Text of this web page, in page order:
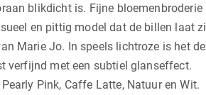
blikdicht is. Fijne
en pittig model dat de billen laat
Marie Jo. In speels lichtroze is het
verfijnd met een subtiel glanseffect.
Pink, Caffe Latte, Natuur en Wit.